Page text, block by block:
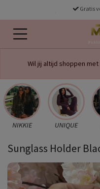
Gratis
Wil jij altijd shoppen met
NIKKIE UNIQUE
Sunglass Holder